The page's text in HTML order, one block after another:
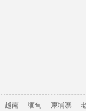
越南 缅甸 柬埔寨